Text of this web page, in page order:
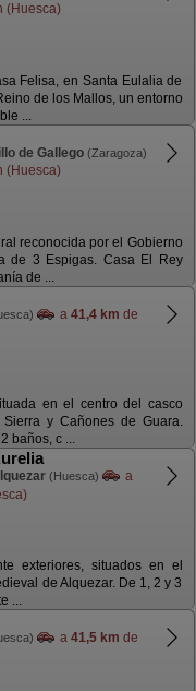
(Huesca)
Felisa, en Santa Eulalia de
de los Mallos, un entorno
...
de Gallego (Zaragoza)
(Huesca)
reconocida por el Gobierno
de 3 Espigas. Casa El Rey
de ...
a 41,4 km de
en el centro del casco
y Cañones de Guara.
baños, c ...
(Huesca)
a
exteriores, situados en el
de Alquezar. De 1, 2 y 3
...
a 41,5 km de